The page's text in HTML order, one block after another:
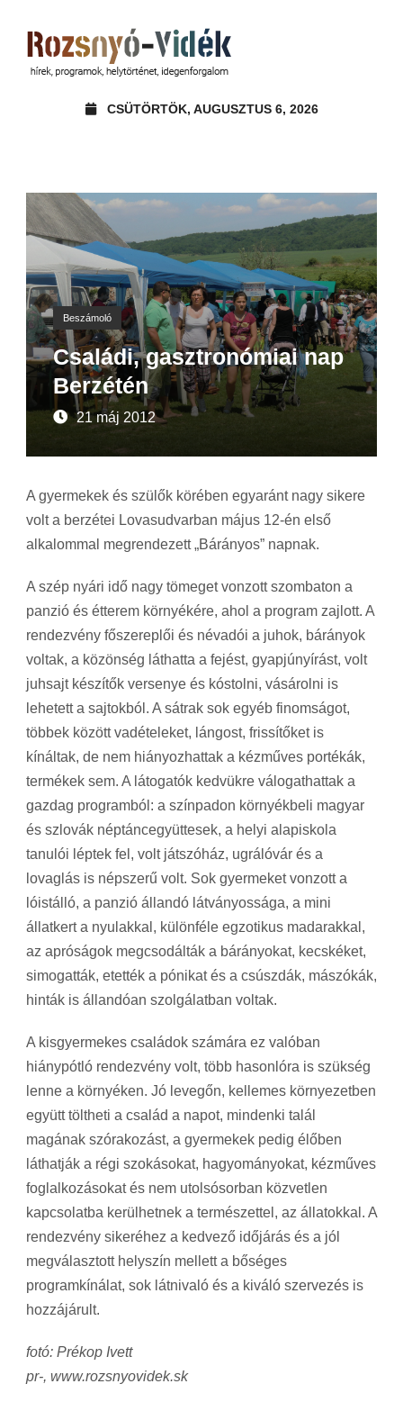
CSÜTÖRTÖK, AUGUSZTUS 6, 2026
Beszámoló
Családi, gasztronómiai nap
Berzétén
21 máj 2012
A gyermekek és szülők körében egyaránt nagy sikere
volt a berzétei Lovasudvarban május 12-én első
alkalommal megrendezett „Bárányos” napnak.
A szép nyári idő nagy tömeget vonzott szombaton a
panzió és étterem környékére, ahol a program zajlott. A
rendezvény főszereplői és névadói a juhok, bárányok
voltak, a közönség láthatta a fejést, gyapjúnyírást, volt
juhsajt készítők versenye és kóstolni, vásárolni is
lehetett a sajtokból. A sátrak sok egyéb finomságot,
többek között vadételeket, lángost, frissítőket is
kínáltak, de nem hiányozhattak a kézműves portékák,
termékek sem. A látogatók kedvükre válogathattak a
gazdag programból: a színpadon környékbeli magyar
és szlovák néptáncegyüttesek, a helyi alapiskola
tanulói léptek fel, volt játszóház, ugrálóvár és a
lovaglás is népszerű volt. Sok gyermeket vonzott a
lóistálló, a panzió állandó látványossága, a mini
állatkert a nyulakkal, különféle egzotikus madarakkal,
az apróságok megcsodálták a bárányokat, kecskéket,
simogatták, etették a pónikat és a csúszdák, mászókák,
hinták is állandóan szolgálatban voltak.
A kisgyermekes családok számára ez valóban
hiánypótló rendezvény volt, több hasonlóra is szükség
lenne a környéken. Jó levegőn, kellemes környezetben
együtt töltheti a család a napot, mindenki talál
magának szórakozást, a gyermekek pedig élőben
láthatják a régi szokásokat, hagyományokat, kézműves
foglalkozásokat és nem utolsósorban közvetlen
kapcsolatba kerülhetnek a természettel, az állatokkal. A
rendezvény sikeréhez a kedvező időjárás és a jól
megválasztott helyszín mellett a bőséges
programkínálat, sok látnivaló és a kiváló szervezés is
hozzájárult.
fotó: Prékop Ivett
pr-, www.rozsnyovidek.sk